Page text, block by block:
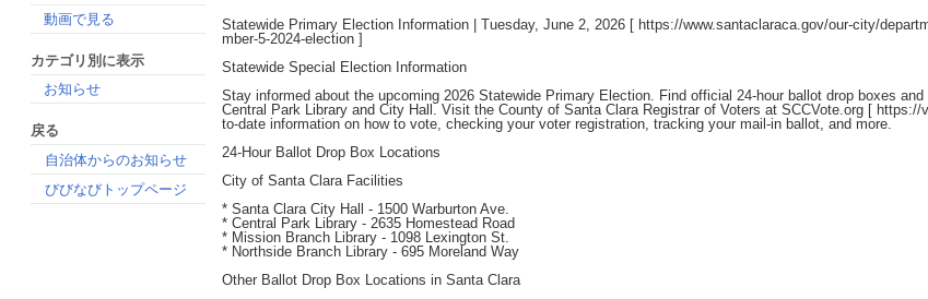
動画で見る
カテゴリ別に表示
お知らせ
戻る
自治体からのお知らせ
びびなびトップページ
Statewide Primary Election Information | Tuesday, June 2, 2026 [ https://www.santaclaraca.gov/our-city/
mber-5-2024-election ]
Statewide Special Election Information
Stay informed about the upcoming 2026 Statewide Primary Election. Find official 24-hour ballot drop boxes
Central Park Library and City Hall. Visit the County of Santa Clara Registrar of Voters at SCCVote.org [ https://
to-date information on how to vote, checking your voter registration, tracking your mail-in ballot, and more.
24-Hour Ballot Drop Box Locations
City of Santa Clara Facilities
* Santa Clara City Hall - 1500 Warburton Ave.
* Central Park Library - 2635 Homestead Road
* Mission Branch Library - 1098 Lexington St.
* Northside Branch Library - 695 Moreland Way
Other Ballot Drop Box Locations in Santa Clara